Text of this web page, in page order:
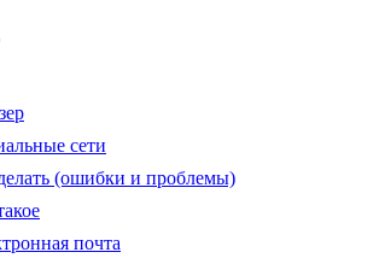
сети
(ошибки и проблемы)
почта